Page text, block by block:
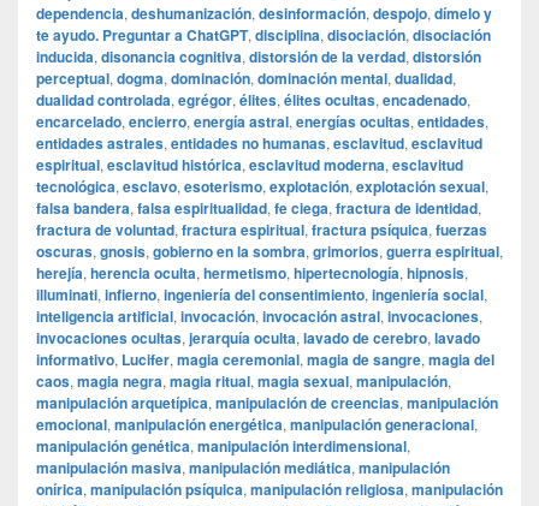
dependencia, deshumanización, desinformación, despojo, dímelo y
te ayudo. Preguntar a ChatGPT, disciplina, disociación, disociación
inducida, disonancia cognitiva, distorsión de la verdad, distorsión
perceptual, dogma, dominación, dominación mental, dualidad,
dualidad controlada, egrégor, élites, élites ocultas, encadenado,
encarcelado, encierro, energía astral, energías ocultas, entidades,
entidades astrales, entidades no humanas, esclavitud, esclavitud
espiritual, esclavitud histórica, esclavitud moderna, esclavitud
tecnológica, esclavo, esoterismo, explotación, explotación sexual,
falsa bandera, falsa espiritualidad, fe ciega, fractura de identidad,
fractura de voluntad, fractura espiritual, fractura psíquica, fuerzas
oscuras, gnosis, gobierno en la sombra, grimorios, guerra espiritual,
herejía, herencia oculta, hermetismo, hipertecnología, hipnosis,
illuminati, infierno, ingeniería del consentimiento, ingeniería social,
inteligencia artificial, invocación, invocación astral, invocaciones,
invocaciones ocultas, jerarquía oculta, lavado de cerebro, lavado
informativo, Lucifer, magia ceremonial, magia de sangre, magia del
caos, magia negra, magia ritual, magia sexual, manipulación,
manipulación arquetípica, manipulación de creencias, manipulación
emocional, manipulación energética, manipulación generacional,
manipulación genética, manipulación interdimensional,
manipulación masiva, manipulación mediática, manipulación
onírica, manipulación psíquica, manipulación religiosa, manipulación